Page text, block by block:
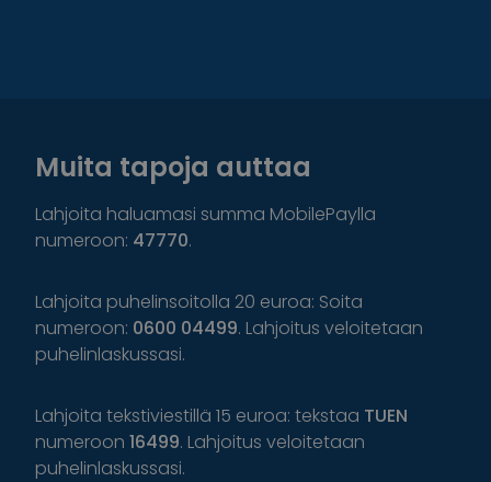
Muita tapoja auttaa
Lahjoita haluamasi summa MobilePaylla
numeroon: 47770.
Lahjoita puhelinsoitolla 20 euroa: Soita
numeroon: 0600 04499. Lahjoitus veloitetaan
puhelinlaskussasi.
Lahjoita tekstiviestillä 15 euroa: tekstaa TUEN
numeroon 16499. Lahjoitus veloitetaan
puhelinlaskussasi.